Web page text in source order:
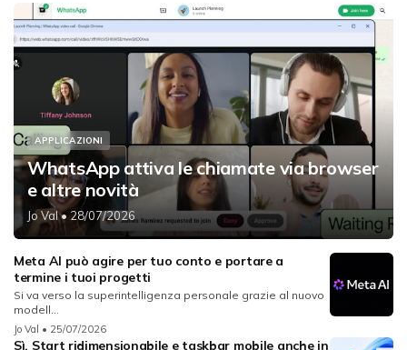
APPLICAZIONI
WhatsApp attiva le chiamate via browser
e altre novità
Jo Val• 28/07/2026
Meta AI può agire per tuo conto e portare a
termine i tuoi progetti
Si va verso la superintelligenza personale grazie al nuovo
modell...
Jo Val • 25/07/2026
Sì, Start ridimensionabile e taskbar mobile anche in